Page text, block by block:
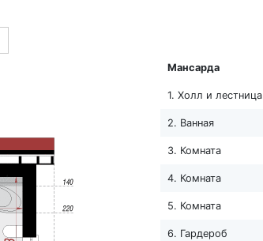
Мансарда
1. Холл и лестница
2. Ванная
3. Комната
4. Комната
5. Комната
6. Гардероб